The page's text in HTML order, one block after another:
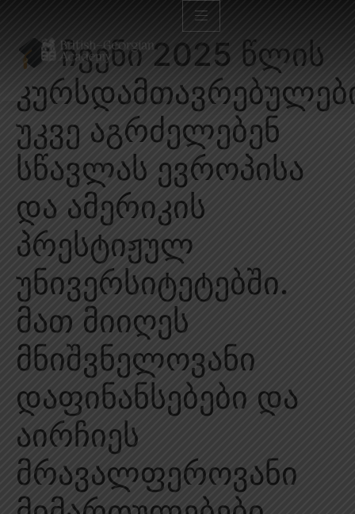
ჩვენი 2025 წლის
უკვე აგრძელებენ
სწავლას ევროპისა
და ამერიკის
პრესტიჟულ
უნივერსიტეტებში.
მათ მიიღეს
მნიშვნელოვანი
დაფინანსებები და
აირჩიეს
მრავალფეროვანი